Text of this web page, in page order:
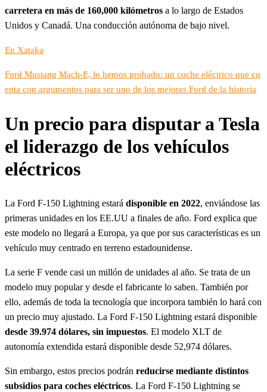
carretera en más de 160,000 kilómetros a lo largo de Estados
Unidos y Canadá. Una conducción autónoma de bajo nivel.
En Xataka
Ford Mustang Mach-E, lo hemos probado: un coche eléctrico que cu
enta con argumentos para ser uno de los mejores Ford de la historia
Un precio para disputar a Tesla
el liderazgo de los vehículos
eléctricos
La Ford F-150 Lightning estará disponible en 2022, enviándose las
primeras unidades en los EE.UU a finales de año. Ford explica que
este modelo no llegará a Europa, ya que por sus características es un
vehículo muy centrado en terreno estadounidense.
La serie F vende casi un millón de unidades al año. Se trata de un
modelo muy popular y desde el fabricante lo saben. También por
ello, además de toda la tecnología que incorpora también lo hará con
un precio muy ajustado. La Ford F-150 Lightning estará disponible
desde 39.974 dólares, sin impuestos. El modelo XLT de
autonomía extendida estará disponible desde 52,974 dólares.
Sin embargo, estos precios podrán reducirse mediante distintos
subsidios para coches eléctricos. La Ford F-150 Lightning se